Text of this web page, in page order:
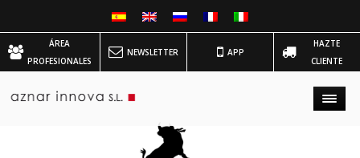
ÁREA
PROFESIONALES
NEWSLETTER APP
HAZTE
CLIENTE